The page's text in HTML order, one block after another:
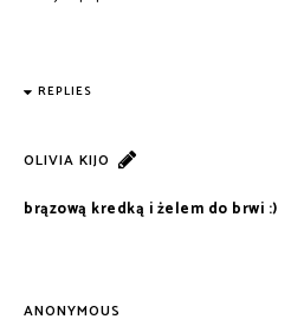
REPLIES
OLIVIA KIJO
brązową kredką i żelem do brwi :)
ANONYMOUS